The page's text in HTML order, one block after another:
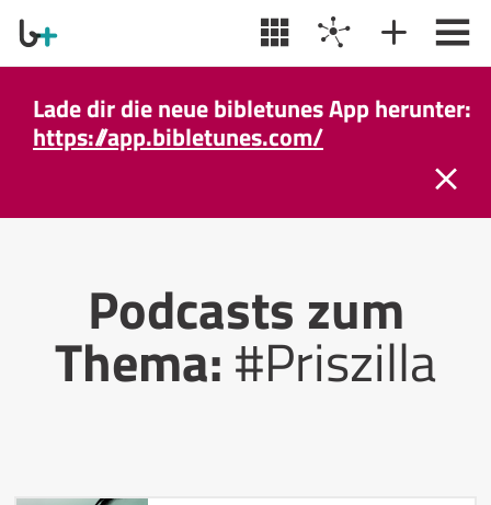
Lade dir die neue bibletunes App herunter:
https://app.bibletunes.com/
Podcasts zum
Thema:#Priszilla